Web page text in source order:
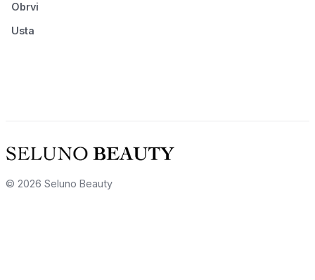
Obrvi
Usta
© 2026 Seluno Beauty